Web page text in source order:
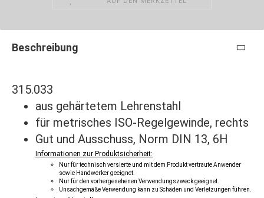
Beschreibung
315.033
aus gehärtetem Lehrenstahl
für metrisches ISO-Regelgewinde, rechts
Gut und Ausschuss, Norm DIN 13, 6H
Informationen zur Produktsicherheit:
Nur für technisch versierte und mit dem Produkt vertraute Anwender
sowie Handwerker geeignet.
Nur für den vorhergesehenen Verwendungszweck geeignet.
Unsachgemäße Verwendung kann zu Schäden und Verletzungen führen.